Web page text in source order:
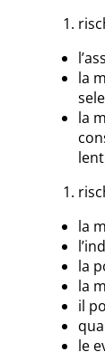
la
la
la
la
la
il
le